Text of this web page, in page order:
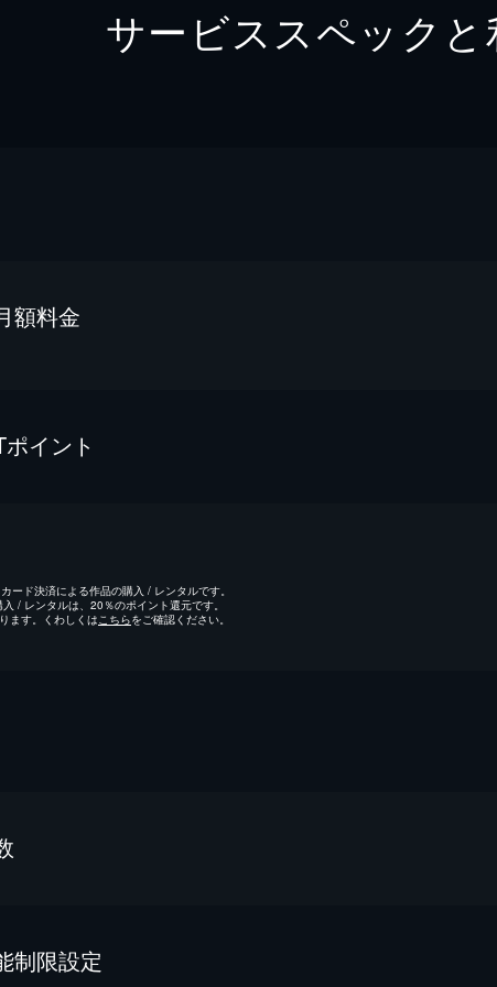
サービススペックと
額料金
イント
ード決済による作品の購入 / レンタルです。
/ レンタルは、20％のポイント還元です。
ます。くわしくは こちらをご確認ください。
制限設定